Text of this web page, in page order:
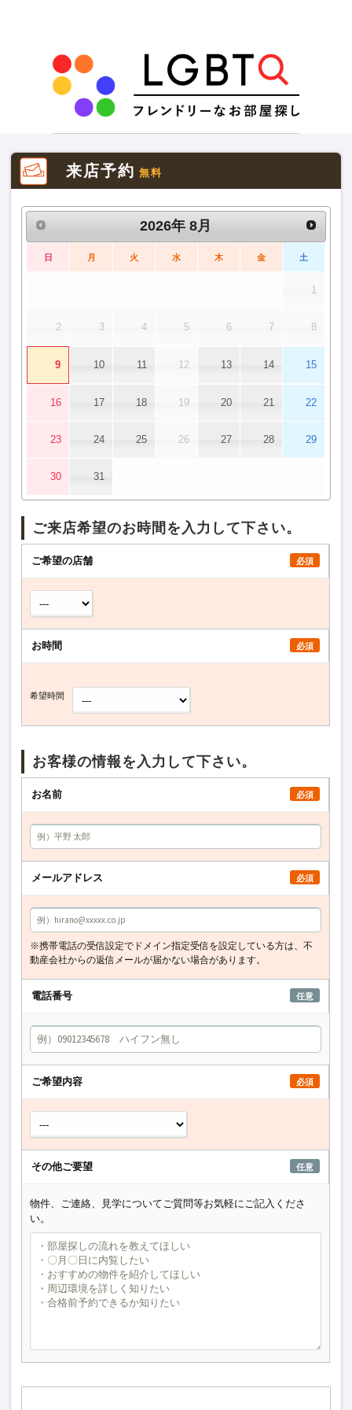
来店予約 無料
2026年8月
日 月 火 水 木 金 土
1
2 3 4 5 6 7 8
9 10 11 12 13 14 15
16 17 18 19 20 21 22
23 24 25 26 27 28 29
30 31
ご来店希望のお時間を入力して下さい。
ご希望の店舗 必須
お時間 必須
希望時間
お客様の情報を入力して下さい。
お名前 必須
メールアドレス 必須
※携帯電話の受信設定でドメイン指定受信を設定している方は、不
動産会社からの返信メールが届かない場合があります。
電話番号 任意
ご希望内容 必須
その他ご要望 任意
物件、ご連絡、見学についてご質問等お気軽にご記入くださ
い。